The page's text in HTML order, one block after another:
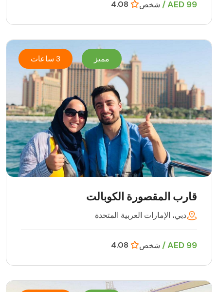
99 AED / شخص
مميز 3 ساعات
قارب المقصورة الكوبالت
دبي، الإمارات العربية المتحدة
99 AED / شخص